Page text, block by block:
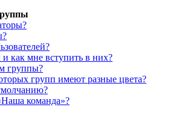
и как мне вступить в них?
группы?
групп имеют разные цвета?
команда»?